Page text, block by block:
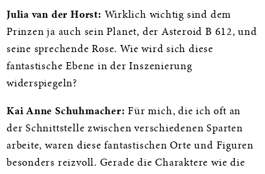
Julia van der Horst: Wirklich wichtig sind dem
Prinzen ja auch sein Planet, der Asteroid B 612, und
seine sprechende Rose. Wie wird sich diese
fantastische Ebene in der Inszenierung
widerspiegeln?
Kai Anne Schuhmacher: Für mich, die ich oft an
der Schnittstelle zwischen verschiedenen Sparten
arbeite, waren diese fantastischen Orte und Figuren
besonders reizvoll. Gerade die Charaktere wie die